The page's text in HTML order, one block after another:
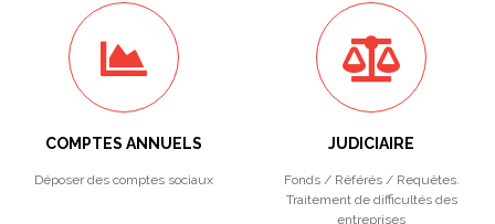
COMPTES ANNUELS
Déposer des comptes sociaux
JUDICIAIRE
Fonds / Référés / Requêtes.
Traitement de difficultés des
entreprises